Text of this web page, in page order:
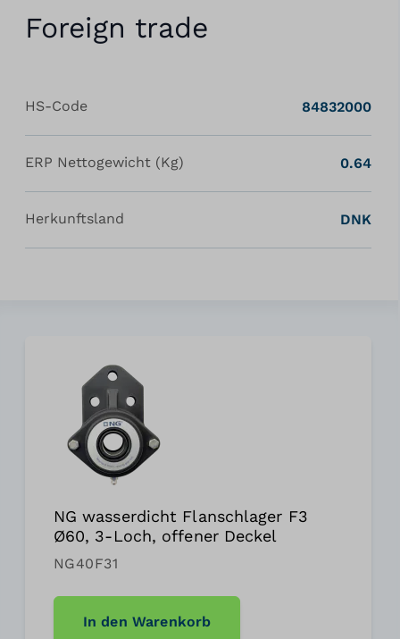
Foreign trade
HS-Code 84832000
ERP Nettogewicht (Kg) 0.64
Herkunftsland DNK
NG wasserdicht Flanschlager F3
Ø60, 3-Loch, offener Deckel
NG40F31
In den Warenkorb